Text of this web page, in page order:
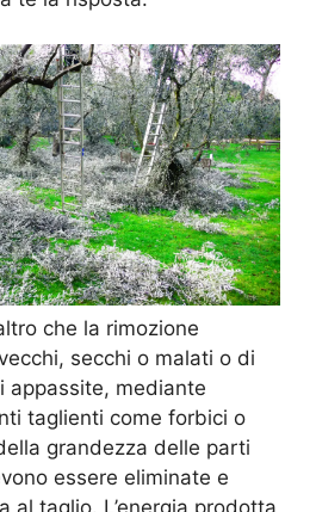
che la rimozione
secchi o malati o di
appassite, mediante
taglienti come forbici o
grandezza delle parti
essere eliminate e
al taglio. L’energia prodotta